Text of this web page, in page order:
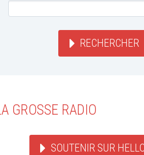
RECHERCHER
GROSSE RADIO
SOUTENIR SUR